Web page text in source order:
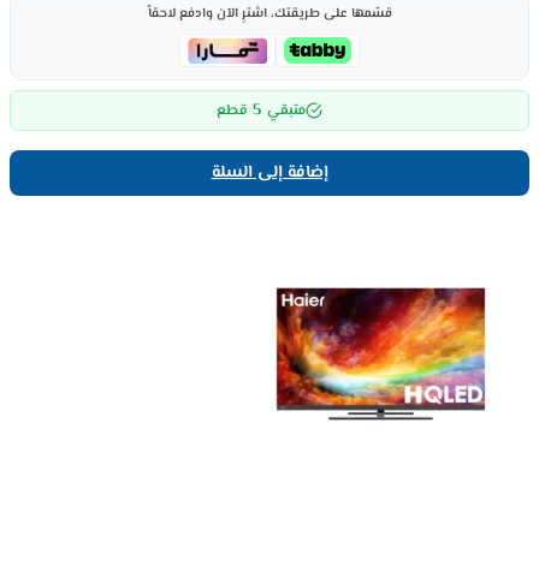
قسّمها على طريقتك، اشترِ الآن وادفع لاحقاً
متبقي 5 قطع
إضافة إلى السلة